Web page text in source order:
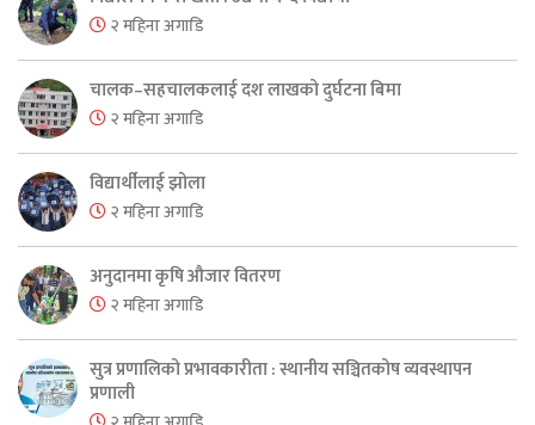
२ महिना अगाडि
चालक–सहचालकलाई दश लाखको दुर्घटना बिमा
२ महिना अगाडि
विद्यार्थीलाई झोला
२ महिना अगाडि
अनुदानमा कृषि औजार वितरण
२ महिना अगाडि
सुत्र प्रणालिको प्रभावकारीता : स्थानीय सञ्चितकोष व्यवस्थापन
प्रणाली